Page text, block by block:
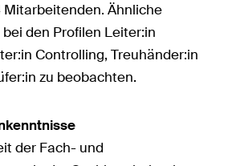
Mitarbeitenden. Ähnliche
den Profilen Leiter:in
Controlling, Treuhänder:in
zu beobachten.
der Fach- und